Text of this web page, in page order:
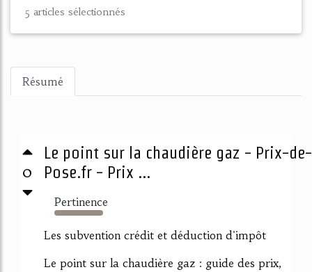
5 articles sélectionnés
Résumé
0
Le point sur la chaudière gaz - Prix-de-
Pose.fr - Prix ...
Pertinence
5961%
Les subvention crédit et déduction d'impôt
Le point sur la chaudière gaz : guide des prix,